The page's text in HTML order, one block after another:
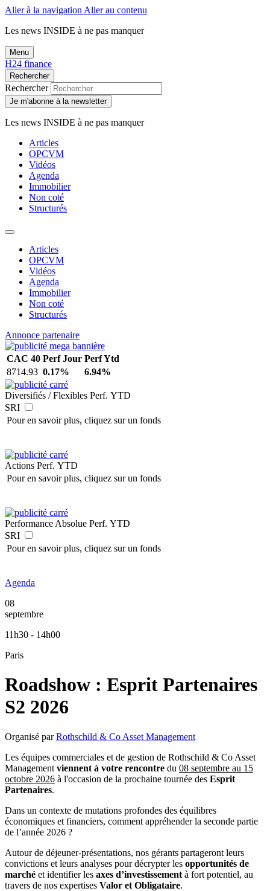
Aller à la navigation Aller au contenu
Les news INSIDE à ne pas manquer
Menu
H24 finance
Rechercher
Rechercher
Je m'abonne à la newsletter
Les news INSIDE à ne pas manquer
Articles
OPCVM
Vidéos
Agenda
Immobilier
Non coté
Structurés
Articles
OPCVM
Vidéos
Agenda
Immobilier
Non coté
Structurés
Annonce partenaire
CAC 40 Perf Jour Perf Ytd
8714.93 0.17% 6.94%
Diversifiés / Flexibles Perf. YTD
SRI
Pour en savoir plus, cliquez sur un fonds
Actions Perf. YTD
Pour en savoir plus, cliquez sur un fonds
Performance Absolue Perf. YTD
SRI
Pour en savoir plus, cliquez sur un fonds
Agenda
08
septembre
11h30 - 14h00
Paris
Roadshow : Esprit Partenaires
S2 2026
Organisé parRothschild & Co Asset Management
Les équipes commerciales et de gestion de Rothschild & Co Asset
Management viennent à votre rencontre du 08 septembre au 15
octobre 2026 à l'occasion de la prochaine tournée des Esprit
Partenaires.
Dans un contexte de mutations profondes des équilibres
économiques et financiers, comment appréhender la seconde partie
de l’année 2026 ?
Autour de déjeuner-présentations, nos gérants partageront leurs
convictions et leurs analyses pour décrypter les opportunités de
marché et identifier les axes d’investissement à fort potentiel, au
travers de nos expertises Valor et Obligataire.